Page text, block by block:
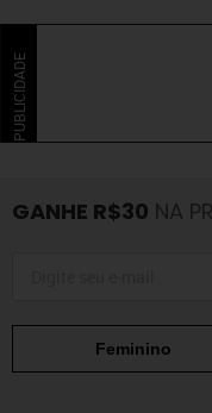
PUBLICIDADE
GANHE R$30 NA
Feminino